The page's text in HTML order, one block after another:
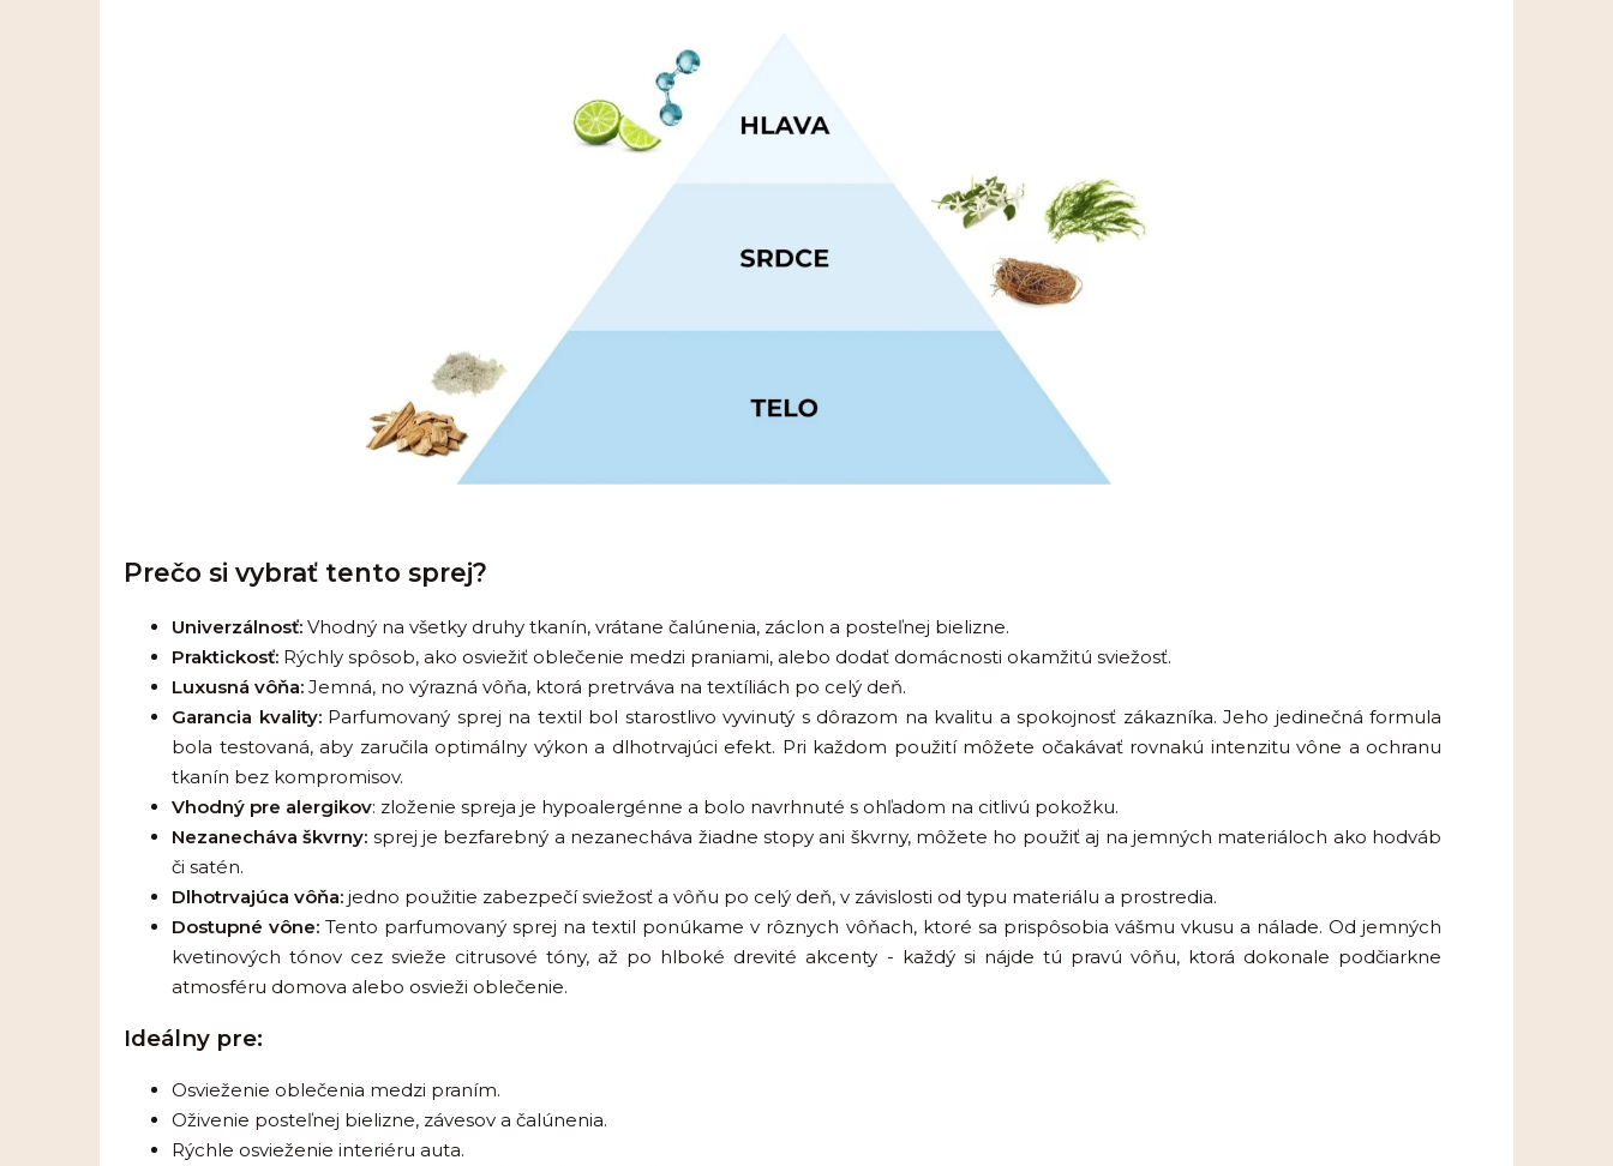
Prečo si vybrať tento sprej?
Univerzálnosť: Vhodný na všetky druhy tkanín, vrátane čalúnenia, záclon a posteľnej bielizne.
Praktickosť: Rýchly spôsob, ako osviežiť oblečenie medzi praniami, alebo dodať domácnosti okamžitú sviežosť.
Luxusná vôňa: Jemná, no výrazná vôňa, ktorá pretrváva na textíliách po celý deň.
Garancia kvality:Parfumovaný sprej na textil bol starostlivo vyvinutý s dôrazom na kvalitu a spokojnosť zákazníka. Jeho jedinečná formula
bola testovaná, aby zaručila optimálny výkon a dlhotrvajúci efekt. Pri každom použití môžete očakávať rovnakú intenzitu vône a ochranu
tkanín bez kompromisov.
Vhodný pre alergikov: zloženie spreja je hypoalergénne a bolo navrhnuté s ohľadom na citlivú pokožku.
Nezanecháva škvrny: sprej je bezfarebný a nezanecháva žiadne stopy ani škvrny, môžete ho použiť aj na jemných materiáloch ako hodváb
či satén.
Dlhotrvajúca vôňa: jedno použitie zabezpečí sviežosť a vôňu po celý deň, v závislosti od typu materiálu a prostredia.
Dostupné vône: Tento parfumovaný sprej na textil ponúkame v rôznych vôňach, ktoré sa prispôsobia vášmu vkusu a nálade. Od jemných
kvetinových tónov cez svieže citrusové tóny, až po hlboké drevité akcenty - každý si nájde tú pravú vôňu, ktorá dokonale podčiarkne
atmosféru domova alebo osvieži oblečenie.
Ideálny pre:
Osvieženie oblečenia medzi praním.
Oživenie posteľnej bielizne, závesov a čalúnenia.
Rýchle osvieženie interiéru auta.